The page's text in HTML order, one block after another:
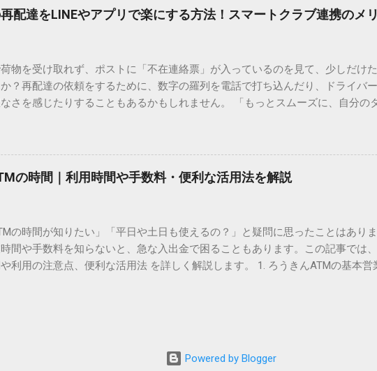
か？ そもそも、なぜ普通の変換で出てこない漢字があるのでしょうか。その
にあります。 日本のパソコンで一般的に使われる漢字は、JIS規格（日本産
」といった形で整理されています。しかし、人名や地名に使われる非常に古
ニコード）」や「JISコード」といった 文字コード です。パソコン上のすべ
号が割り振られています。変換候補に出ない文字でも、この住所（コード）
きるのです。 2. Windows標準機能！文字コードで漢字を出す「16進数入力」
重要）。 **「20BB7」**と入力する。 直後にキーボードの**[Alt]キーを押し
、一瞬で対応する漢字（例：𠮷）に変換されます。 注記： この方法は、特に
配達をLINEやアプリで楽にする方法！スマートクラブ連携のメ
物を受け取れず、ポストに「不在連絡票」が入っているのを見て、少しだけ
？再配達の依頼をするために、数字の羅列を電話で打ち込んだり、ドライバ
さを感じたりすることもあるかもしれません。 「もっとスムーズに、自分の
記事では、忙しい毎日をサポートする便利な受け取り術と、連携による具体
の再配達が劇的に変わる「スマートクラブ」とは？ まず押さえておきたいの
「スマートクラブ」です。これは、荷物の配送状況をリアルタイムで管理する
ェブサイトを開いてログインする手間がありましたが、現在はLINEやアプリと
を変更するといった先回りの対応が可能になります。 LINE連携で「不在連絡票
利用されているコミュニケーションアプリ「LINE」を佐川急便と連携させると
ーク画面からワンタップで依頼 不在連絡票に記載されたQRコードを読み取る
す」というメッセージが届きます。その時間に急な予定が入ってしまった場合
の時間｜利用時間や手数料・便利な活用法を解説
の時間が知りたい」「平日や土日も使えるの？」と疑問に思ったことはあり
間や手数料を知らないと、急な入出金で困ることもあります。この記事では
利用の注意点、便利な活用法 を詳しく解説します。 1. ろうきんATMの基本
を使う際は、 時間帯によって手数料が異なる 点に注意が必要です。 平日
〜21:00／土日祝日：110〜330円程度の手数料が発生 深夜（21:00〜翌7:00）
Powered by Blogger